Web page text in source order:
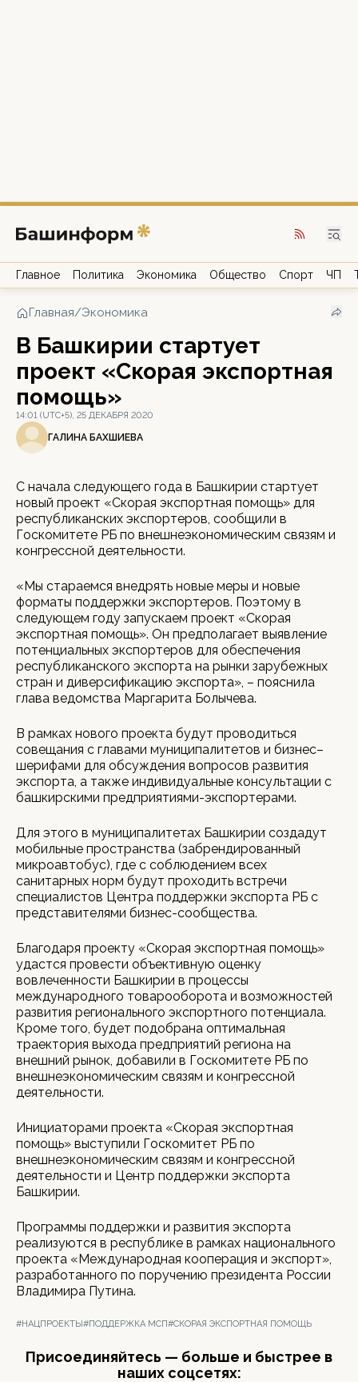
Главное Политика Экономика Общество Спорт ЧП
Главная/Экономика
В Башкирии стартует
проект «Скорая экспортная
помощь»
14:01 (UTC+5), 25 ДЕКАБРЯ 2020
ГАЛИНА БАХШИЕВА
С начала следующего года в Башкирии стартует
новый проект «Скорая экспортная помощь» для
республиканских экспортеров, сообщили в
Госкомитете РБ по внешнеэкономическим связям и
конгрессной деятельности.
«Мы стараемся внедрять новые меры и новые
форматы поддержки экспортеров. Поэтому в
следующем году запускаем проект «Скорая
экспортная помощь». Он предполагает выявление
потенциальных экспортеров для обеспечения
республиканского экспорта на рынки зарубежных
стран и диверсификацию экспорта», – пояснила
глава ведомства Маргарита Болычева.
В рамках нового проекта будут проводиться
совещания с главами муниципалитетов и бизнес–
шерифами для обсуждения вопросов развития
экспорта, а также индивидуальные консультации с
башкирскими предприятиями-экспортерами.
Для этого в муниципалитетах Башкирии создадут
мобильные пространства (забрендированный
микроавтобус), где с соблюдением всех
санитарных норм будут проходить встречи
специалистов Центра поддержки экспорта РБ с
представителями бизнес-сообщества.
Благодаря проекту «Скорая экспортная помощь»
удастся провести объективную оценку
вовлеченности Башкирии в процессы
международного товарооборота и возможностей
развития регионального экспортного потенциала.
Кроме того, будет подобрана оптимальная
траектория выхода предприятий региона на
внешний рынок, добавили в Госкомитете РБ по
внешнеэкономическим связям и конгрессной
деятельности.
Инициаторами проекта «Скорая экспортная
помощь» выступили Госкомитет РБ по
внешнеэкономическим связям и конгрессной
деятельности и Центр поддержки экспорта
Башкирии.
Программы поддержки и развития экспорта
реализуются в республике в рамках национального
проекта «Международная кооперация и экспорт»,
разработанного по поручению президента России
Владимира Путина.
#НАЦПРОЕКТЫ#ПОДДЕРЖКА МСП#СКОРАЯ ЭКСПОРТНАЯ ПОМОЩЬ
Присоединяйтесь — больше и быстрее в
наших соцсетях: